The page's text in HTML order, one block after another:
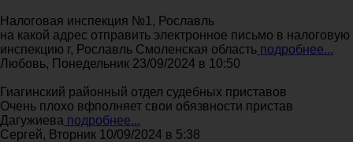
Налоговая инспекция №1, Рославль
на какой адрес отправить электронное письмо в налоговую
инспекцию г, Рославль Смоленская область подробнее...
Любовь, Понедельник 23/09/2024 в 10:50
Гиагинский районный отдел судебных приставов
Очень плохо вфполняет свои обязвности пристав
Дагужиева подробнее...
Сергей, Вторник 10/09/2024 в 5:38